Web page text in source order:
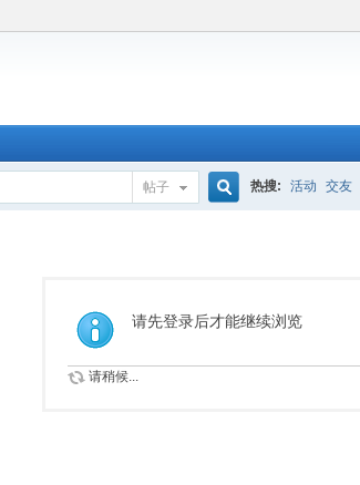
帖子
索
热搜: 活动 交友
请先登录后才能继续浏览
请稍候...